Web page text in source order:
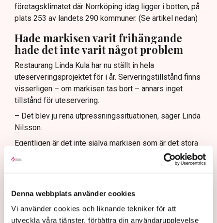
Denna webbplats använder cookies
Vi använder cookies och liknande tekniker för att
utveckla våra tjänster, förbättra din användarupplevelse
företagsklimatet där Norrköping idag ligger i botten, på
plats 253 av landets 290 kommuner. (Se artikel nedan)
Hade markisen varit frihängande
hade det inte varit något problem
Restaurang Linda Kula har nu ställt in hela
uteserveringsprojektet för i år. Serveringstillstånd finns
visserligen – om markisen tas bort – annars inget
tillstånd för uteservering.
– Det blev ju rena utpressningssituationen, säger Linda
Nilsson.
Egentligen är det inte själva markisen som är det stora
problemet, det är de fyra benen som när markisen är
utfälld vilar på den kommunala marken. Om markisen
det inte varit något bekymmer med tillstånden.
– Jag kan ju tycka att det är lite väl hård tillämpning av
de nya riktlinjerna, suckar hon.